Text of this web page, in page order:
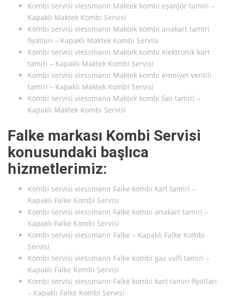
Kombi servisi viessmann Maktek kombi eşanjör tamiri –
Kapaklı Maktek Kombi Servisi
Kombi servisi viessmann Maktek kombi anakart tamiri
fiyatları – Kapaklı Maktek Kombi Servisi
Kombi servisi viessmann Maktek kombi elektronik kart
tamiri – Kapaklı Maktek Kombi Servisi
Kombi servisi viessmann Maktek kombi emniyet ventili
tamiri – Kapaklı Maktek Kombi Servisi
Kombi servisi viessmann Maktek kombi fan tamiri –
Kapaklı Maktek Kombi Servisi
Falke markası Kombi Servisi
konusundaki başlıca
hizmetlerimiz:
Kombi servisi viessmann Falke kombi kart tamiri –
Kapaklı Falke Kombi Servisi
Kombi servisi viessmann Falke kombi anakart tamiri –
Kapaklı Falke Kombi Servisi
Kombi servisi viessmann Falke – Kapaklı Falke Kombi
Servisi
Kombi servisi viessmann Falke kombi gaz valfi tamiri –
Kapaklı Falke Kombi Servisi
Kombi servisi viessmann Falke kombi kart tamiri fiyatları
– Kapaklı Falke Kombi Servisi